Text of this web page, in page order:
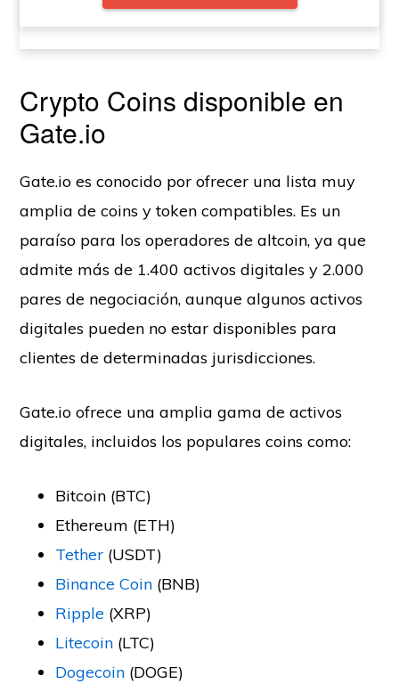
Crypto Coins disponible en
Gate.io
Gate.io es conocido por ofrecer una lista muy
amplia de coins y token compatibles. Es un
paraíso para los operadores de altcoin, ya que
admite más de 1.400 activos digitales y 2.000
pares de negociación, aunque algunos activos
digitales pueden no estar disponibles para
clientes de determinadas jurisdicciones.
Gate.io ofrece una amplia gama de activos
digitales, incluidos los populares coins como:
Bitcoin (BTC)
Ethereum (ETH)
Tether (USDT)
Binance Coin (BNB)
Ripple (XRP)
Litecoin (LTC)
Dogecoin (DOGE)